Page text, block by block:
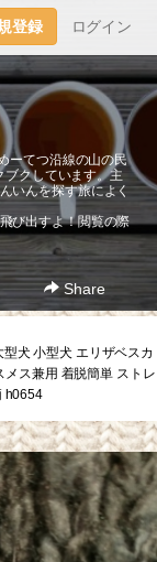
登録 ログイン
ーてつ沿線の山の民
ブクしています。主
いんを探す旅によく
び出すよ！閲覧の際
Share
犬 小型犬 エリザベスカ
メス兼用 着脱簡単 ストレ
h0654